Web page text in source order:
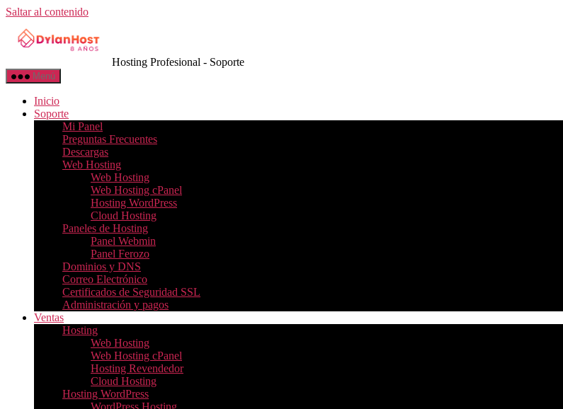
Saltar al contenido
Hosting Profesional - Soporte
Menú
Inicio
Soporte
Mi Panel
Preguntas Frecuentes
Descargas
Web Hosting
Web Hosting
Web Hosting cPanel
Hosting WordPress
Cloud Hosting
Paneles de Hosting
Panel Webmin
Panel Ferozo
Dominios y DNS
Correo Electrónico
Certificados de Seguridad SSL
Administración y pagos
Ventas
Hosting
Web Hosting
Web Hosting cPanel
Hosting Revendedor
Cloud Hosting
Hosting WordPress
WordPress Hosting